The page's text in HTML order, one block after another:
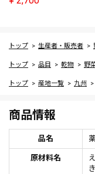
トップ 生産者・販売者
トップ 品目 乾物 野
トップ 産地一覧 九州
商品情報
品名
原材料名